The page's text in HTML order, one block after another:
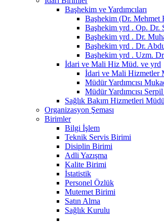
Başhekim ve Yardımcıları
Başhekim (Dr.
Başhekim yrd . Op. Dr.
Başhekim yrd . Dr.
Başhekim yrd . Dr.
Başhekim yrd . Uzm.
İdari ve Mali Hiz Müd. ve yrd
İdari ve Mali Hizmetler
Müdür Yardımcısı
Müdür Yardımcısı
Sağlık Bakım Hizmetleri
Organizasyon Şeması
Birimler
Bilgi İşlem
Teknik Servis Birimi
Disiplin Birimi
Adli Yazışma
Kalite Birimi
İstatistik
Personel Özlük
Mutemet Birimi
Satın Alma
Sağlık Kurulu